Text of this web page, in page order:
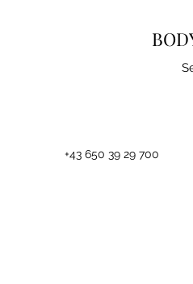
+43 650 39 29 700